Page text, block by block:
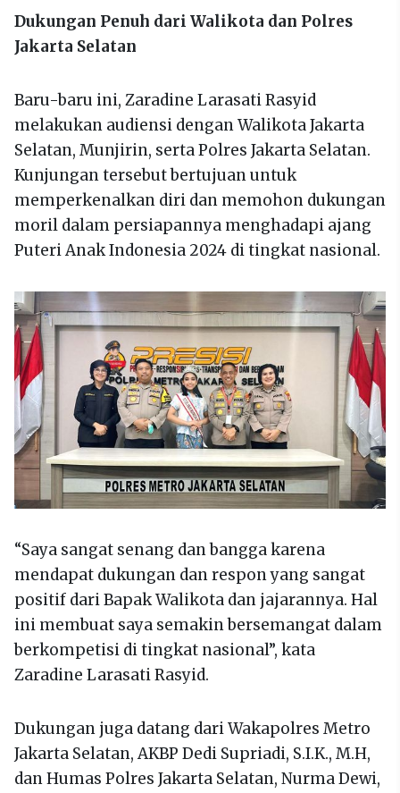
Dukungan Penuh dari Walikota dan Polres
Jakarta Selatan
Baru-baru ini, Zaradine Larasati Rasyid
melakukan audiensi dengan Walikota Jakarta
Selatan, Munjirin, serta Polres Jakarta Selatan.
Kunjungan tersebut bertujuan untuk
memperkenalkan diri dan memohon dukungan
moril dalam persiapannya menghadapi ajang
Puteri Anak Indonesia 2024 di tingkat nasional.
“Saya sangat senang dan bangga karena
mendapat dukungan dan respon yang sangat
positif dari Bapak Walikota dan jajarannya. Hal
ini membuat saya semakin bersemangat dalam
berkompetisi di tingkat nasional”, kata
Zaradine Larasati Rasyid.
Dukungan juga datang dari Wakapolres Metro
Jakarta Selatan, AKBP Dedi Supriadi, S.I.K., M.H,
dan Humas Polres Jakarta Selatan, Nurma Dewi,